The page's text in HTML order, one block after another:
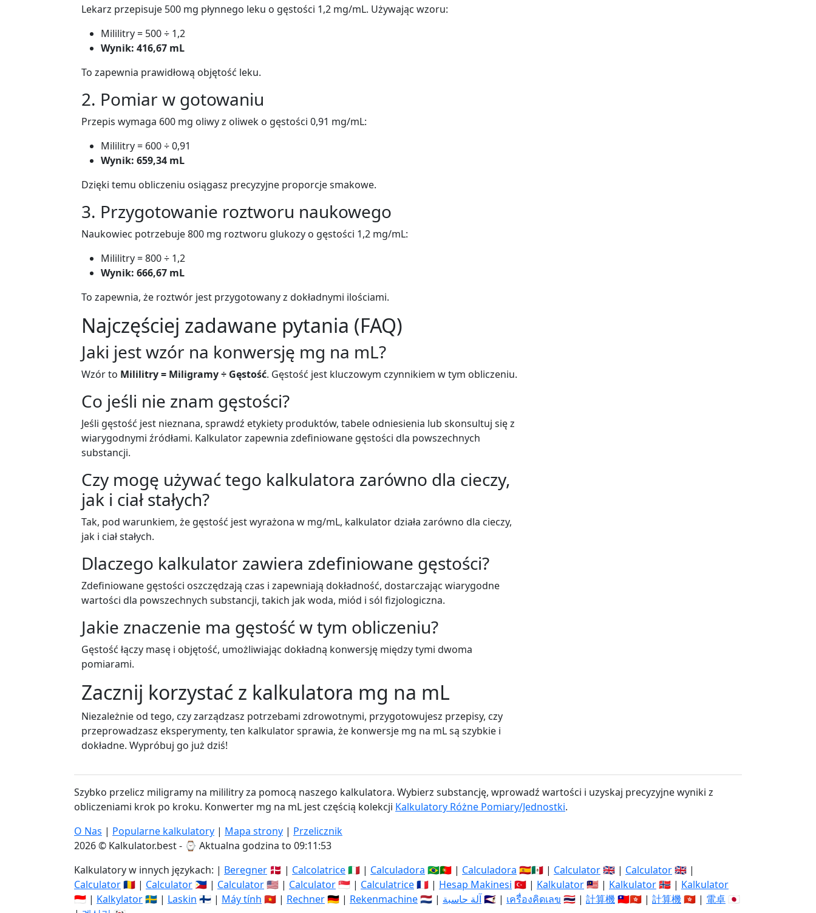
Lekarz przepisuje 500 mg płynnego leku o gęstości 1,2 mg/mL. Używając wzoru:
Mililitry = 500 ÷ 1,2
Wynik: 416,67 mL
To zapewnia prawidłową objętość leku.
2. Pomiar w gotowaniu
Przepis wymaga 600 mg oliwy z oliwek o gęstości 0,91 mg/mL:
Mililitry = 600 ÷ 0,91
Wynik: 659,34 mL
Dzięki temu obliczeniu osiągasz precyzyjne proporcje smakowe.
3. Przygotowanie roztworu naukowego
Naukowiec potrzebuje 800 mg roztworu glukozy o gęstości 1,2 mg/mL:
Mililitry = 800 ÷ 1,2
Wynik: 666,67 mL
To zapewnia, że roztwór jest przygotowany z dokładnymi ilościami.
Najczęściej zadawane pytania (FAQ)
Jaki jest wzór na konwersję mg na mL?
Wzór to Mililitry = Miligramy ÷ Gęstość. Gęstość jest kluczowym czynnikiem w tym obliczeniu.
Co jeśli nie znam gęstości?
Jeśli gęstość jest nieznana, sprawdź etykiety produktów, tabele odniesienia lub skonsultuj się z
wiarygodnymi źródłami. Kalkulator zapewnia zdefiniowane gęstości dla powszechnych
substancji.
Czy mogę używać tego kalkulatora zarówno dla cieczy,
jak i ciał stałych?
Tak, pod warunkiem, że gęstość jest wyrażona w mg/mL, kalkulator działa zarówno dla cieczy,
jak i ciał stałych.
Dlaczego kalkulator zawiera zdefiniowane gęstości?
Zdefiniowane gęstości oszczędzają czas i zapewniają dokładność, dostarczając wiarygodne
wartości dla powszechnych substancji, takich jak woda, miód i sól fizjologiczna.
Jakie znaczenie ma gęstość w tym obliczeniu?
Gęstość łączy masę i objętość, umożliwiając dokładną konwersję między tymi dwoma
pomiarami.
Zacznij korzystać z kalkulatora mg na mL
Niezależnie od tego, czy zarządzasz potrzebami zdrowotnymi, przygotowujesz przepisy, czy
przeprowadzasz eksperymenty, ten kalkulator sprawia, że konwersje mg na mL są szybkie i
dokładne. Wypróbuj go już dziś!
Szybko przelicz miligramy na mililitry za pomocą naszego kalkulatora. Wybierz substancję, wprowadź wartości i uzyskaj precyzyjne wyniki z
obliczeniami krok po kroku. Konwerter mg na mL jest częścią kolekcji Kalkulatory Różne Pomiary/Jednostki.
O Nas | Popularne kalkulatory | Mapa strony | Przelicznik
2026 © Kalkulator.best - ⌚ Aktualna godzina to 09:11:54
Kalkulatory w innych językach: | Beregner 🇩🇰 | Calcolatrice🇮🇹 | Calculadora 🇧🇷🇵🇹 | Calculadora 🇪🇸🇲🇽 | Calculator🇬🇧 | Calculator🇬🇧 |
Calculator🇷🇴 | Calculator 🇵🇭 | Calculator🇺🇸 | Calculator🇸🇬 | Calculatrice🇫🇷 | Hesap Makinesi 🇹🇷 | Kalkulator🇲🇾 | Kalkulator🇳🇴 | Kalkulator
🇮🇩 | Kalkylator🇸🇪 | Laskin 🇫🇮 | Máy tính 🇻🇳 | Rechner🇩🇪 | Rekenmachine🇳🇱 | آلة حاسبة🇸🇦 | เครื่องคิดเลข 🇹🇭 | 計算機🇹🇼🇭🇰 | 計算機🇭🇰 | 電卓 🇯🇵